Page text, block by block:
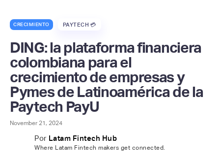
CRECIMIENTO PAYTECH 💳
DING: la plataforma financiera
colombiana para el
crecimiento de empresas y
Pymes de Latinoamérica de la
Paytech PayU
November 21, 2024
Por Latam Fintech Hub
Where Latam Fintech makers get connected.